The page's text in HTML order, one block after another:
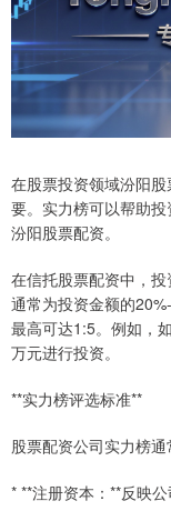
在股票投资领域汾阳
要。实力榜可以帮助
汾阳股票配资。
在信托股票配资中，
通常为投资金额的
最高可达1:5。例如，
万元进行投资。
**实力榜评选标准**
股票配资公司实力榜
* **注册资本：**反映公